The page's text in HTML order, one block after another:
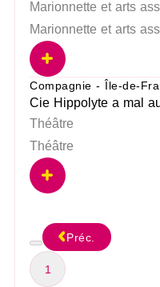
Marionnette et arts
Marionnette et arts
Compagnie - Île-de-
Cie Hippolyte a mal
Théâtre
Théâtre
Préc.
1